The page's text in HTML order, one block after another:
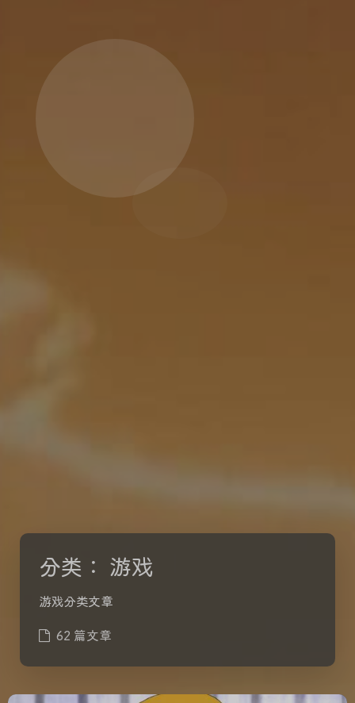
分类： 游戏
游戏分类文章
62 篇文章